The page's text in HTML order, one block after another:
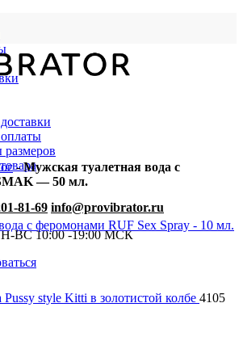
81-69 info@provibrator.ru
ВС 10:00 -19:00 МСК
-Мужская туалетная вода с
— 50 мл.
с феромонами RUF Sex Spray - 10 мл.
style Kitti в золотистой колбе 4105